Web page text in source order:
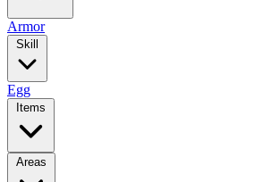
Armor
Skill
Egg
Items
Areas